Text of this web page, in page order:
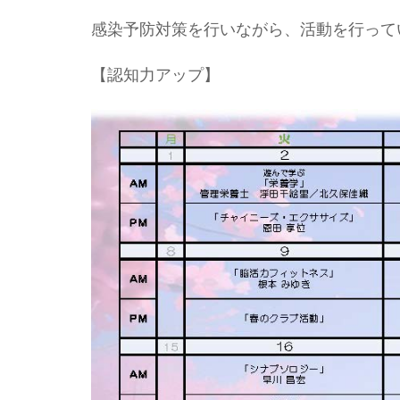
感染予防対策を行いながら、活動を行っ
【認知力アップ】